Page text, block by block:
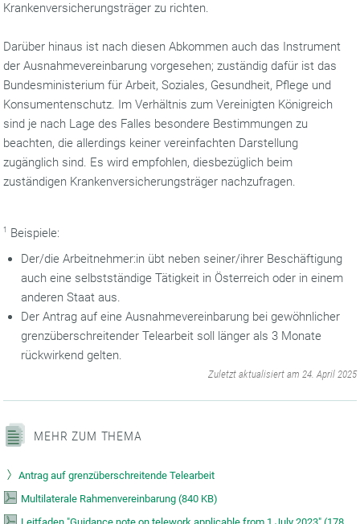
Krankenversicherungsträger zu richten.
Darüber hinaus ist nach diesen Abkommen auch das Instrument
der Ausnahmevereinbarung vorgesehen; zuständig dafür ist das
Bundesministerium für Arbeit, Soziales, Gesundheit, Pflege und
Konsumentenschutz. Im Verhältnis zum Vereinigten Königreich
sind je nach Lage des Falles besondere Bestimmungen zu
beachten, die allerdings keiner vereinfachten Darstellung
zugänglich sind. Es wird empfohlen, diesbezüglich beim
zuständigen Krankenversicherungsträger nachzufragen.
1
Beispiele:
Der/die Arbeitnehmer:in übt neben seiner/ihrer Beschäftigung
auch eine selbstständige Tätigkeit in Österreich oder in einem
anderen Staat aus.
Der Antrag auf eine Ausnahmevereinbarung bei gewöhnlicher
grenzüberschreitender Telearbeit soll länger als 3 Monate
rückwirkend gelten.
Zuletzt aktualisiert am 24. April 2025
MEHR ZUM THEMA
Antrag auf grenzüberschreitende Telearbeit
Multilaterale Rahmenvereinbarung (840 KB)